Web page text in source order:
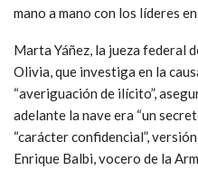
mano a mano con los líderes
Marta Yáñez, la jueza federal
Olivia, que investiga en la
“averiguación de ilícito”,
adelante la nave era “un
“carácter confidencial”,
Enrique Balbi, vocero de la